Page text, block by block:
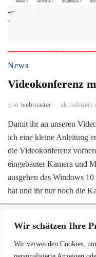
Wir schätzen Ihre
Wir verwenden Cookies,
News
Videokonferenz
von webmaster aktualisiert
Damit ihr an unseren
ich eine kleine Anleitung
die Videokonferenz
eingebauter Kamera und
ausgehen das Windows
hat und ihr nur noch die
Auf Grund der Datenschutz-
unserer Datenschutz-